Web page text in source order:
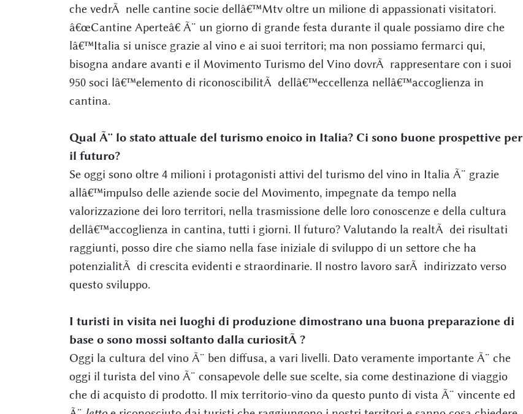
che vedrÃ nelle cantine socie dellâ€™Mtv oltre un milione di appassionati visitatori.
â€œCantine Aperteâ€ Ã¨ un giorno di grande festa durante il quale possiamo dire che
lâ€™Italia si unisce grazie al vino e ai suoi territori; ma non possiamo fermarci qui,
bisogna andare avanti e il Movimento Turismo del Vino dovrÃ rappresentare con i suoi
950 soci lâ€™elemento di riconoscibilitÃ dellâ€™eccellenza nellâ€™accoglienza in
cantina.
Qual Ã¨ lo stato attuale del turismo enoico in Italia? Ci sono buone prospettive per
il futuro?
Se oggi sono oltre 4 milioni i protagonisti attivi del turismo del vino in Italia Ã¨ grazie
allâ€™impulso delle aziende socie del Movimento, impegnate da tempo nella
valorizzazione dei loro territori, nella trasmissione delle loro conoscenze e della cultura
dellâ€™accoglienza in cantina, tutti i giorni. Il futuro? Valutando la realtÃ dei risultati
raggiunti, posso dire che siamo nella fase iniziale di sviluppo di un settore che ha
potenzialitÃ di crescita evidenti e straordinarie. Il nostro lavoro sarÃ indirizzato verso
questo sviluppo.
I turisti in visita nei luoghi di produzione dimostrano una buona preparazione di
base o sono mossi soltanto dalla curiositÃ ?
Oggi la cultura del vino Ã¨ ben diffusa, a vari livelli. Dato veramente importante Ã¨ che
oggi il turista del vino Ã¨ consapevole delle sue scelte, sia come destinazione di viaggio
che di acquisto di prodotto. Il mix territorio-vino da questo punto di vista Ã¨ vincente ed